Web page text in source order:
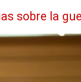
sobre la